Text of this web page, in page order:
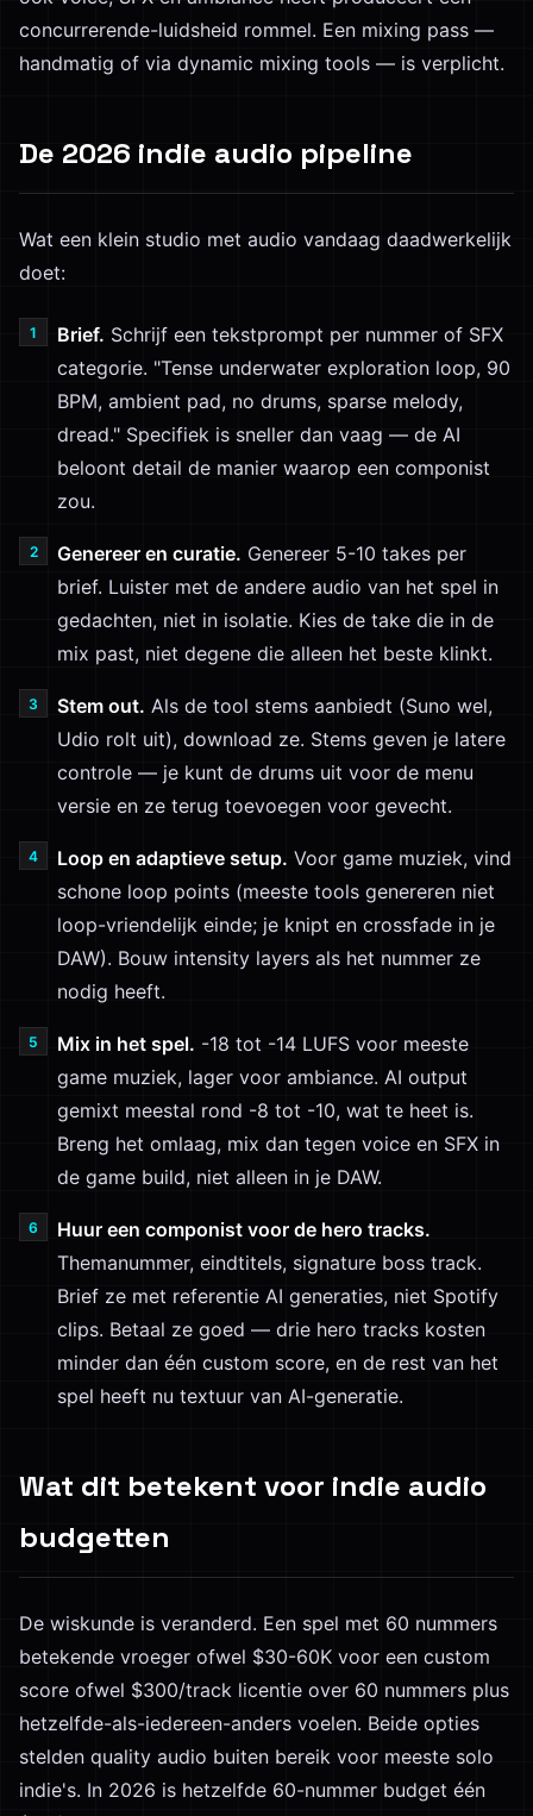
concurrerende-luidsheid rommel. Een mixing pass —
handmatig of via dynamic mixing tools — is verplicht.
De 2026 indie audio pipeline
Wat een klein studio met audio vandaag daadwerkelijk
doet:
Brief. Schrijf een tekstprompt per nummer of SFX
categorie. "Tense underwater exploration loop, 90
BPM, ambient pad, no drums, sparse melody,
dread." Specifiek is sneller dan vaag — de AI
beloont detail de manier waarop een componist
zou.
Genereer en curatie. Genereer 5-10 takes per
brief. Luister met de andere audio van het spel in
gedachten, niet in isolatie. Kies de take die in de
mix past, niet degene die alleen het beste klinkt.
Stem out. Als de tool stems aanbiedt (Suno wel,
Udio rolt uit), download ze. Stems geven je latere
controle — je kunt de drums uit voor de menu
versie en ze terug toevoegen voor gevecht.
Loop en adaptieve setup. Voor game muziek, vind
schone loop points (meeste tools genereren niet
loop-vriendelijk einde; je knipt en crossfade in je
DAW). Bouw intensity layers als het nummer ze
nodig heeft.
Mix in het spel. -18 tot -14 LUFS voor meeste
game muziek, lager voor ambiance. AI output
gemixt meestal rond -8 tot -10, wat te heet is.
Breng het omlaag, mix dan tegen voice en SFX in
de game build, niet alleen in je DAW.
Huur een componist voor de hero tracks.
Themanummer, eindtitels, signature boss track.
Brief ze met referentie AI generaties, niet Spotify
clips. Betaal ze goed — drie hero tracks kosten
minder dan één custom score, en de rest van het
spel heeft nu textuur van AI-generatie.
Wat dit betekent voor indie audio
budgetten
De wiskunde is veranderd. Een spel met 60 nummers
betekende vroeger ofwel $30-60K voor een custom
score ofwel $300/track licentie over 60 nummers plus
hetzelfde-als-iedereen-anders voelen. Beide opties
stelden quality audio buiten bereik voor meeste solo
indie's. In 2026 is hetzelfde 60-nummer budget één